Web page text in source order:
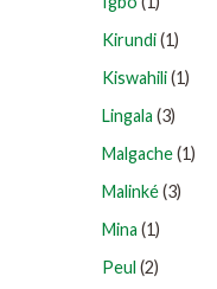
Kirundi(1)
Kiswahili(1)
Lingala (3)
Malgache(1)
Malinké(3)
Mina (1)
Peul (2)